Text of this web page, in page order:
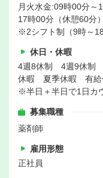
月火水金:09時00分～
17時00分（休憩60分
※2シフト制（9時～
休日・休暇
4週8休制 4週9休
休暇 夏季休暇 有給
※半日＋半日で1日カ
募集職種
薬剤師
雇用形態
正社員